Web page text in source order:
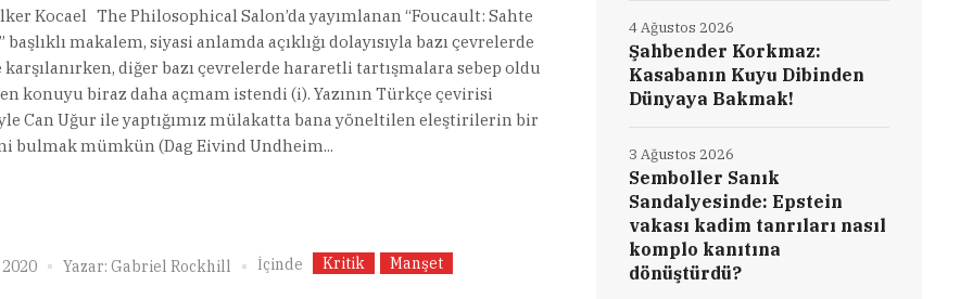
Kocael The Philosophical Salon’da yayımlanan “Foucault: Sahte
başlıklı makalem, siyasi anlamda açıklığı dolayısıyla bazı çevrelerde
diğer bazı çevrelerde hararetli tartışmalara sebep oldu
konuyu biraz daha açmam istendi (i). Yazının Türkçe çevirisi
Can Uğur ile yaptığımız mülakatta bana yöneltilen eleştirilerin bir
bulmak mümkün (Dag Eivind Undheim...
Yazar: Gabriel Rockhill İçinde Kritik Manşet
Şahbender Korkmaz:
Kasabanın Kuyu Dibinden
Dünyaya Bakmak!
4 Ağustos 2026
Semboller Sanık
Sandalyesinde: Epstein
vakası kadim tanrıları nasıl
komplo kanıtına
dönüştürdü?
3 Ağustos 2026